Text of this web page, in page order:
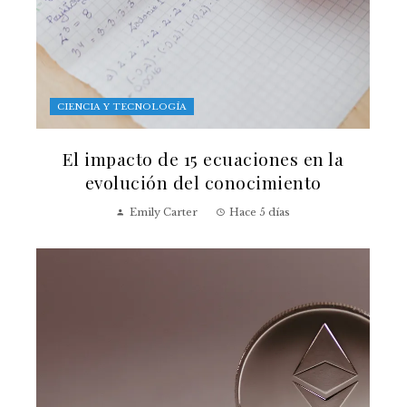
CIENCIA Y TECNOLOGÍA
El impacto de 15 ecuaciones en la
evolución del conocimiento
Emily Carter Hace 5 días